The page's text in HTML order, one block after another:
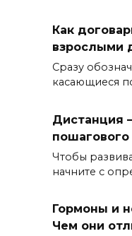
Как
взрослыми
Сразу
касающиеся
Дистанция
пошагового
Чтобы
начните с
Гормоны и
Чем они